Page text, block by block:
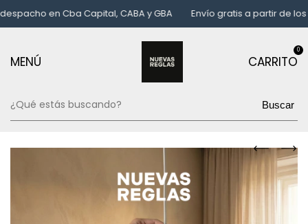
en Cba Capital, CABA y GBA Envío gratis a partir de los
MENÚ CARRITO
0
Buscar